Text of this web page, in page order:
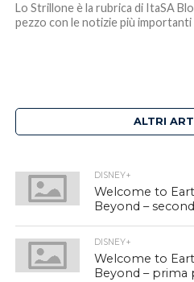
Lo Strillone è la rubrica di ItaSA
pezzo con le notizie più importanti
ALTRI
DISNEY+
Welcome to
Beyond –
DISNEY+
Welcome to
Beyond – prima